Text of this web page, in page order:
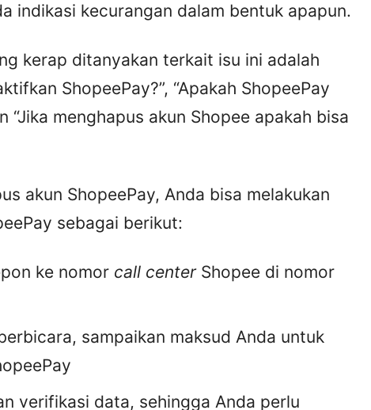
indikasi kecurangan dalam bentuk apapun.
kerap ditanyakan terkait isu ini adalah
ShopeePay?”, “Apakah ShopeePay
“Jika menghapus akun Shopee apakah bisa
akun ShopeePay, Anda bisa melakukan
sebagai berikut:
ke nomor call center Shopee di nomor
sampaikan maksud Anda untuk
verifikasi data, sehingga Anda perlu